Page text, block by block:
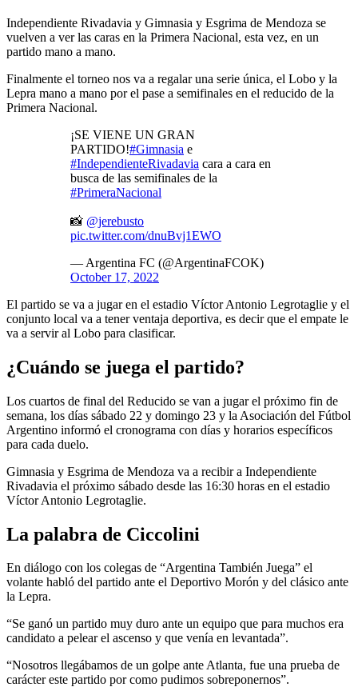
Independiente Rivadavia y Gimnasia y Esgrima de Mendoza se
vuelven a ver las caras en la Primera Nacional, esta vez, en un
partido mano a mano.
Finalmente el torneo nos va a regalar una serie única, el Lobo y la
Lepra mano a mano por el pase a semifinales en el reducido de la
Primera Nacional.
¡SE VIENE UN GRAN
PARTIDO!#Gimnasia e
#IndependienteRivadavia cara a cara en
busca de las semifinales de la
#PrimeraNacional
📸 @jerebusto
pic.twitter.com/dnuBvj1EWO
— Argentina FC (@ArgentinaFCOK)
October 17, 2022
El partido se va a jugar en el estadio Víctor Antonio Legrotaglie y el
conjunto local va a tener ventaja deportiva, es decir que el empate le
va a servir al Lobo para clasificar.
¿Cuándo se juega el partido?
Los cuartos de final del Reducido se van a jugar el próximo fin de
semana, los días sábado 22 y domingo 23 y la Asociación del Fútbol
Argentino informó el cronograma con días y horarios específicos
para cada duelo.
Gimnasia y Esgrima de Mendoza va a recibir a Independiente
Rivadavia el próximo sábado desde las 16:30 horas en el estadio
Víctor Antonio Legrotaglie.
La palabra de Ciccolini
En diálogo con los colegas de “Argentina También Juega” el
volante habló del partido ante el Deportivo Morón y del clásico ante
la Lepra.
“Se ganó un partido muy duro ante un equipo que para muchos era
candidato a pelear el ascenso y que venía en levantada”.
“Nosotros llegábamos de un golpe ante Atlanta, fue una prueba de
carácter este partido por como pudimos sobreponernos”.